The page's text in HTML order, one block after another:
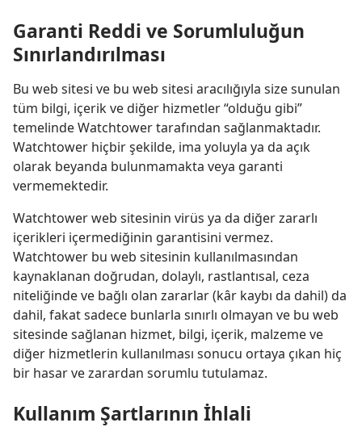
Garanti Reddi ve Sorumluluğun
Sınırlandırılması
Bu web sitesi ve bu web sitesi aracılığıyla size sunulan
tüm bilgi, içerik ve diğer hizmetler “olduğu gibi”
temelinde Watchtower tarafından sağlanmaktadır.
Watchtower hiçbir şekilde, ima yoluyla ya da açık
olarak beyanda bulunmamakta veya garanti
vermemektedir.
Watchtower web sitesinin virüs ya da diğer zararlı
içerikleri içermediğinin garantisini vermez.
Watchtower bu web sitesinin kullanılmasından
kaynaklanan doğrudan, dolaylı, rastlantısal, ceza
niteliğinde ve bağlı olan zararlar (kâr kaybı da dahil) da
dahil, fakat sadece bunlarla sınırlı olmayan ve bu web
sitesinde sağlanan hizmet, bilgi, içerik, malzeme ve
diğer hizmetlerin kullanılması sonucu ortaya çıkan hiç
bir hasar ve zarardan sorumlu tutulamaz.
Kullanım Şartlarının İhlali